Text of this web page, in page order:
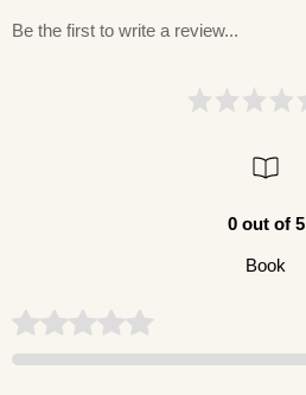
Be the first to write a review...
0 out of 5
Book